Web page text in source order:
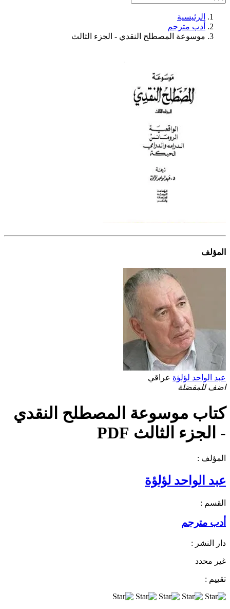
الرئيسية
أدب مترجم
موسوعة المصطلح النقدي - الجزء الثالث
المؤلف
عبد الواحد لؤلؤة عراقي
اضف للمفضلة
كتاب موسوعة المصطلح النقدي
- الجزء الثالث PDF
المؤلف :
عبد الواحد لؤلؤة
القسم :
أدب مترجم
دار النشر :
غير محدد
تقييم :